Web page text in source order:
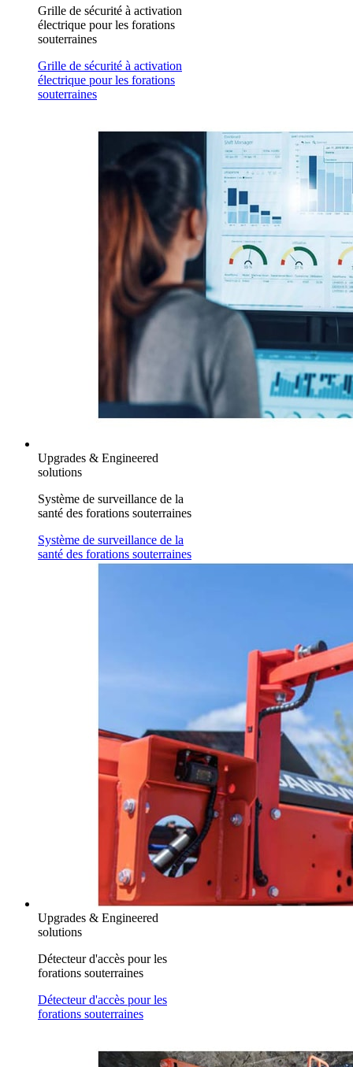
Grille de sécurité à activation
électrique pour les forations
souterraines
Grille de sécurité à activation
électrique pour les forations
souterraines
Upgrades & Engineered
solutions
Système de surveillance de la
santé des forations souterraines
Système de surveillance de la
santé des forations souterraines
Upgrades & Engineered
solutions
Détecteur d'accès pour les
forations souterraines
Détecteur d'accès pour les
forations souterraines